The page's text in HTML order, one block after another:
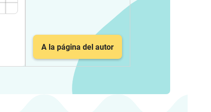
A la página del autor